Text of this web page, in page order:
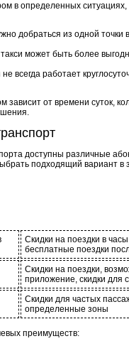
в определенных
добраться из одной точки
может быть более
всегда работает
от времени суток,
доступны различные
подходящий вариант в
Скидки на поездки в
бесплатные поездки
Скидки на поездки,
приложение, скидки для
Скидки для частых
определенные зоны
преимуществ: